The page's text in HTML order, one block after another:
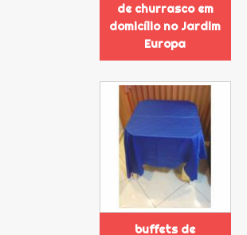
de churrasco em
domicílio no Jardim
Europa
buffets de